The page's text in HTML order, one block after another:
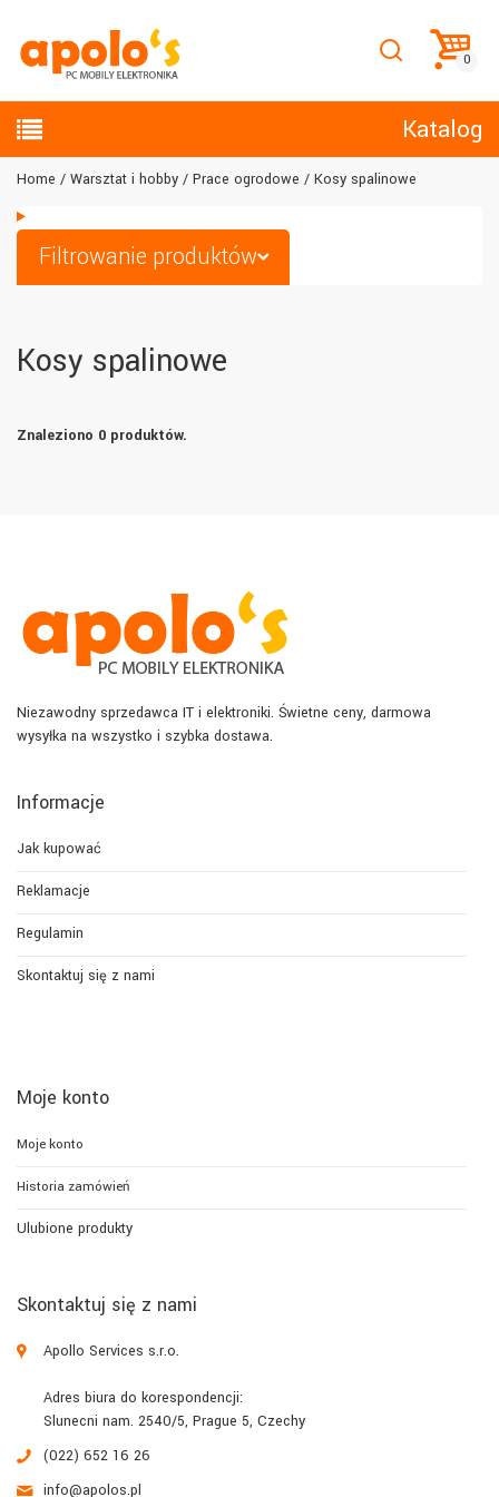
Katalog
Home Warsztat i hobby Prace ogrodowe Kosy spalinowe
Filtrowanie produktów
Kosy spalinowe
Znaleziono 0 produktów.
Niezawodny sprzedawca IT i elektroniki. Świetne ceny, darmowa
wysyłka na wszystko i szybka dostawa.
Informacje
Jak kupować
Reklamacje
Regulamin
Skontaktuj się z nami
Moje konto
Moje konto
Historia zamówień
Ulubione produkty
Skontaktuj się z nami
Apollo Services s.r.o.
Adres biura do korespondencji:
Slunecni nam. 2540/5, Prague 5, Czechy
(022) 652 16 26
info@apolos.pl